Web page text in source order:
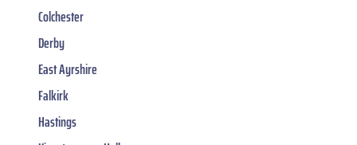
Colchester
Derby
East Ayrshire
Falkirk
Hastings